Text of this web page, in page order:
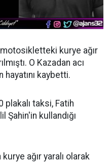
kurye ağır
O Kazadan acı
kaybetti.
plakalı taksi, Fatih
Şahin'in kullandığı
ağır yaralı olarak